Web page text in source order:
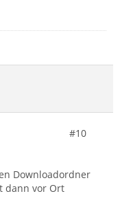
#10
Downloadordner
dann vor Ort